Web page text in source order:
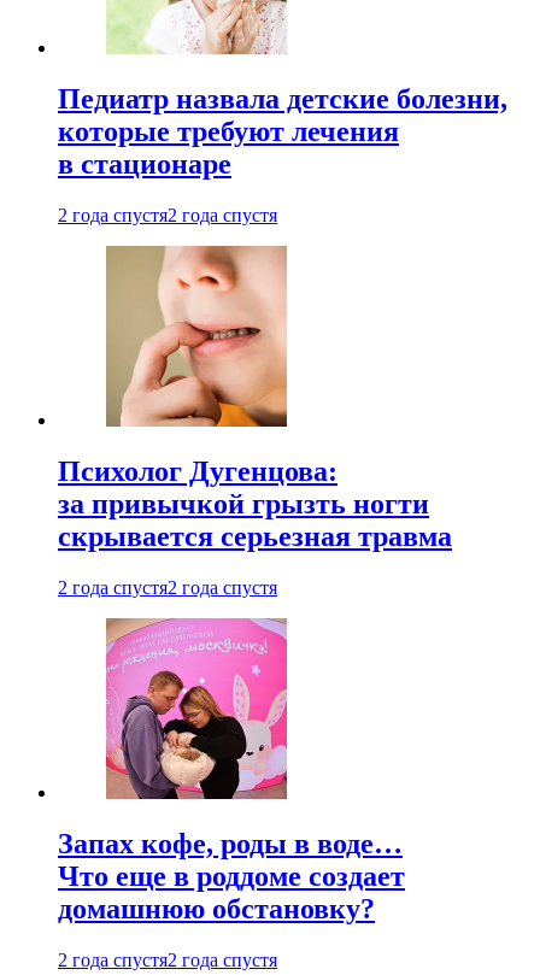
Педиатр назвала детские болезни,
которые требуют лечения
в стационаре
2 года спустя2 года спустя
Психолог Дугенцова:
за привычкой грызть ногти
скрывается серьезная травма
2 года спустя2 года спустя
Запах кофе, роды в воде…
Что еще в роддоме создает
домашнюю обстановку?
2 года спустя2 года спустя